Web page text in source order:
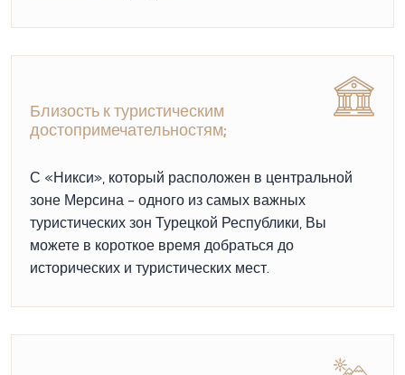
Близость к туристическим
достопримечательностям;
С «Никси», который расположен в центральной
зоне Мерсина - одного из самых важных
туристических зон Турецкой Республики, Вы
можете в короткое время добраться до
исторических и туристических мест.